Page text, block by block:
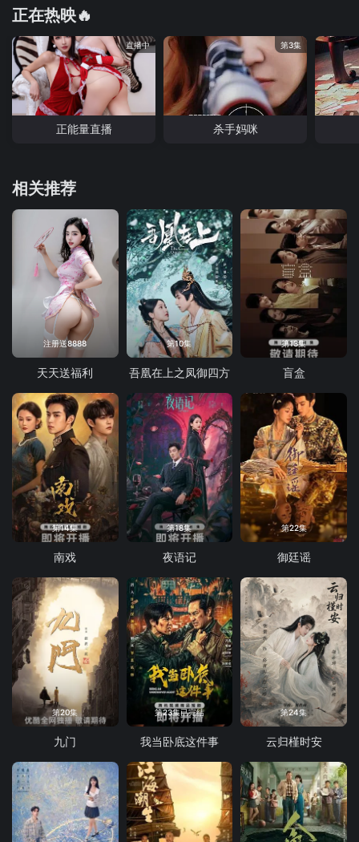
正在热映🔥
直播中
正能量直播
第3集
杀手妈咪
相关推荐
注册送8888
天天送福利
第10集
吾凰在上之凤御四方
第13集
盲盒
第14集
南戏
第18集
夜语记
第22集
御廷谣
第20集
九门
第23集已完结
我当卧底这件事
第24集
云归槿时安